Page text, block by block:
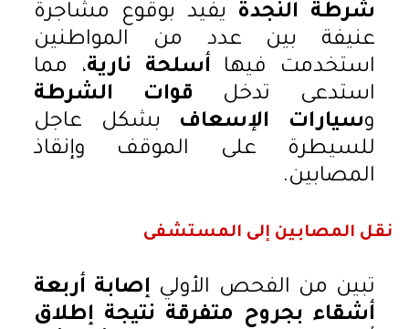
شرطة النجدة يفيد بوقوع مشاجرة
عنيفة بين عدد من المواطنين
استخدمت فيها أسلحة نارية، مما
استدعى تدخل قوات الشرطة
وسيارات الإسعاف بشكل عاجل
للسيطرة على الموقف وإنقاذ
المصابين.
نقل المصابين إلى المستشفى
تبين من الفحص الأولي إصابة أربعة
أشقاء بجروح متفرقة نتيجة إطلاق